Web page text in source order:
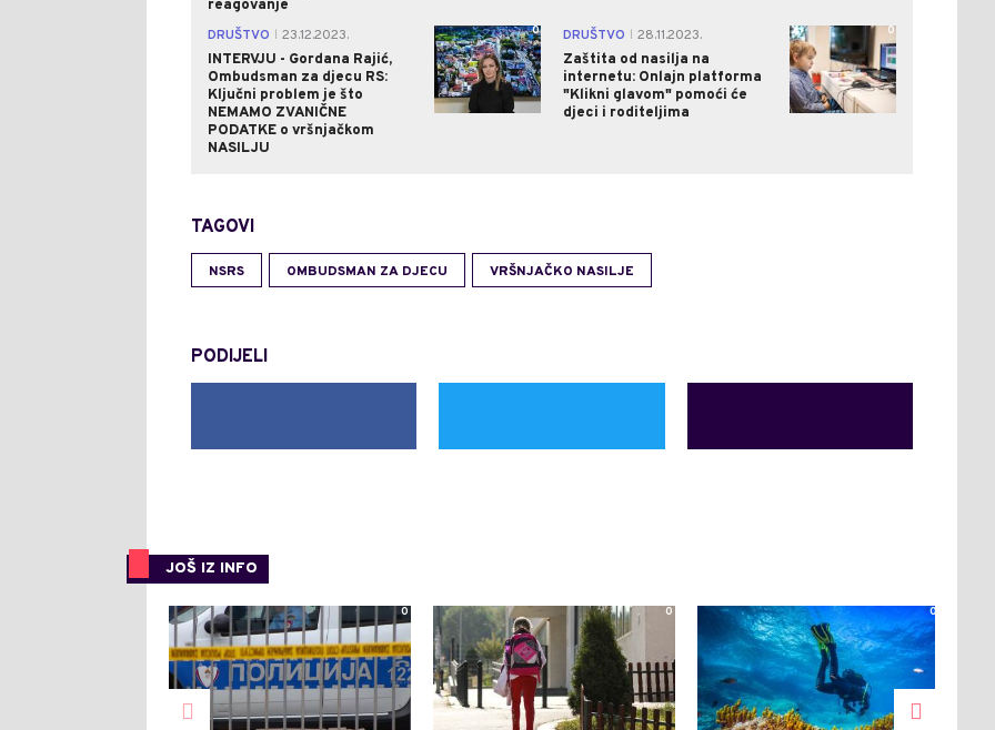
reagovanje
DRUŠTVO
23.12.2023.
INTERVJU - Gordana Rajić,
Ombudsman za djecu RS:
Ključni problem je što
NEMAMO ZVANIČNE
PODATKE o vršnjačkom
NASILJU
0 DRUŠTVO
28.11.2023.
Zaštita od nasilja na
internetu: Onlajn platforma
"Klikni glavom" pomoći će
djeci i roditeljima
0
TAGOVI
NSRS OMBUDSMAN ZA DJECU VRŠNJAČKO NASILJE
PODIJELI
JOŠ IZ INFO
0 0 0